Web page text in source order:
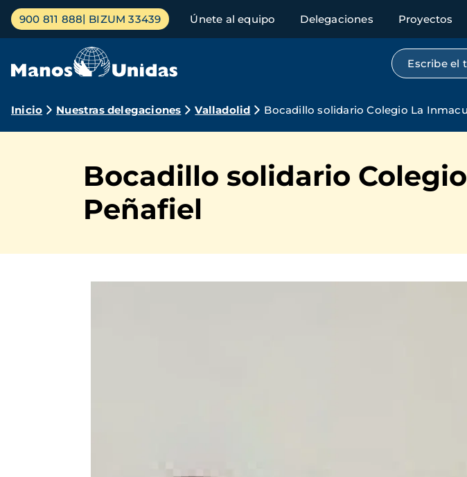
Pasar
contenido
Menú
principal
900 811 888 BIZUM 33439 Únete al equipo Delegaciones Proyectos
Ruta
navegación
Inicio Nuestras delegaciones Valladolid Bocadillo solidario Colegio La
Bocadillo solidario
Peñafiel